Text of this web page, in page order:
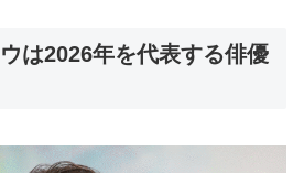
は2026年を代表する俳優